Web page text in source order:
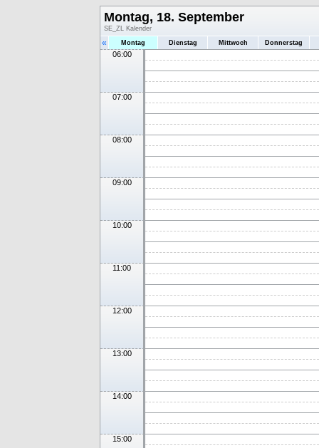
Montag, 18. September
SE_ZL Kalender
« Montag Dienstag Mittwoch Donnerstag
06:00
07:00
08:00
09:00
10:00
11:00
12:00
13:00
14:00
15:00